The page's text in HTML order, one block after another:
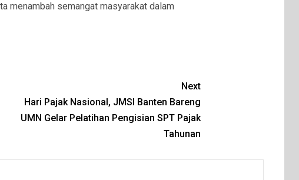
menambah semangat masyarakat dalam
Next
Hari Pajak Nasional, JMSI Banten Bareng
UMN Gelar Pelatihan Pengisian SPT Pajak
Tahunan